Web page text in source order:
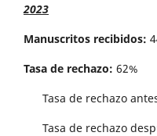
2023
Manuscritos recibidos:
Tasa de rechazo: 62%
Tasa de rechazo antes
Tasa de rechazo